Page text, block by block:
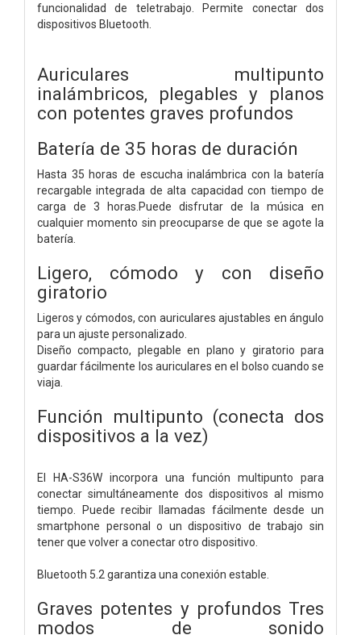
funcionalidad de teletrabajo. Permite conectar dos
dispositivos Bluetooth.
Auriculares multipunto
inalámbricos, plegables y planos
con potentes graves profundos
Batería de 35 horas de duración
Hasta 35 horas de escucha inalámbrica con la batería
recargable integrada de alta capacidad con tiempo de
carga de 3 horas.Puede disfrutar de la música en
cualquier momento sin preocuparse de que se agote la
batería.
Ligero, cómodo y con diseño
giratorio
Ligeros y cómodos, con auriculares ajustables en ángulo
para un ajuste personalizado.
Diseño compacto, plegable en plano y giratorio para
guardar fácilmente los auriculares en el bolso cuando se
viaja.
Función multipunto (conecta dos
dispositivos a la vez)
El HA-S36W incorpora una función multipunto para
conectar simultáneamente dos dispositivos al mismo
tiempo. Puede recibir llamadas fácilmente desde un
smartphone personal o un dispositivo de trabajo sin
tener que volver a conectar otro dispositivo.
Bluetooth 5.2 garantiza una conexión estable.
Graves potentes y profundos Tres
modos de sonido